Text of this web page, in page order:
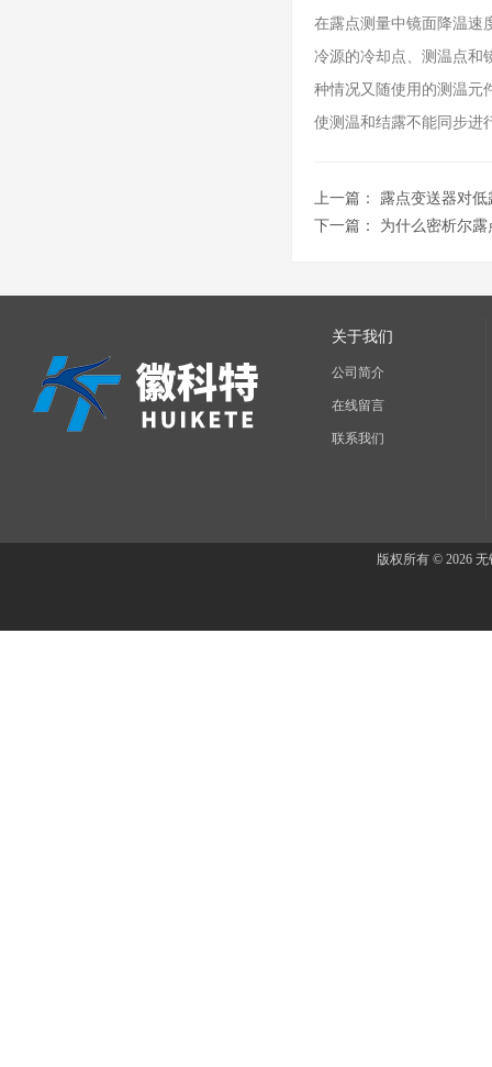
在露点测量中镜面降温速
冷源的冷却点、测温点和
种情况又随使用的测温元
使测温和结露不能同步进
上一篇： 露点变送器对
下一篇： 为什么密析尔
关于我们
公司简介
在线留言
联系我们
版权所有 © 2026